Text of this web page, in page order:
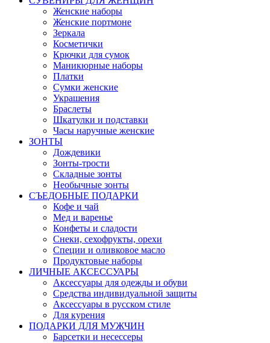
Женские наборы
Женские портмоне
Зеркала
Косметички
Крючки для сумок
Маникюрные наборы
Платки
Сумки женские
Украшения
Браслеты
Шкатулки и подставки
Часы наручные женские
ЗОНТЫ
Дождевики
Зонты-трости
Складные зонты
Необычные зонты
СЪЕДОБНЫЕ ПОДАРКИ
Кофе и чай
Мед и варенье
Конфеты и сладости
Снеки, сехофрукты, орехи
Специи и оливковое масло
Продуктовые наборы
ЛИЧНЫЕ АКСЕССУАРЫ
Аксессуары для одежды и обуви
Средства индивидуальной защиты
Аксессуары в русском стиле
Для курения
ПОДАРКИ ДЛЯ МУЖЧИН
Барсетки и несессеры